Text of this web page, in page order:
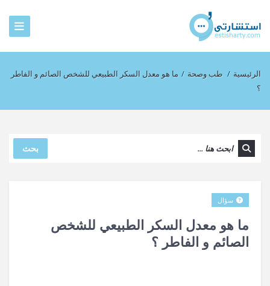
الرئيسية / طب وصحة / ما هو معدل السكر الطبيعي للشخص الصائم و الفاطر
؟
بحث
ما هو معدل السكر الطبيعي للشخص
الصائم و الفاطر ؟
سؤال